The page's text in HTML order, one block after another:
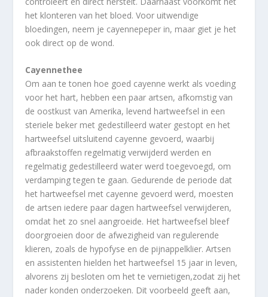
het klonteren van het bloed. Voor uitwendige
bloedingen, neem je cayennepeper in, maar giet je het
ook direct op de wond.
Cayennethee
Om aan te tonen hoe goed cayenne werkt als voeding
voor het hart, hebben een paar artsen, afkomstig van
de oostkust van Amerika, levend hartweefsel in een
steriele beker met gedestilleerd water gestopt en het
hartweefsel uitsluitend cayenne gevoerd, waarbij
afbraakstoffen regelmatig verwijderd werden en
regelmatig gedestilleerd water werd toegevoegd, om
verdamping tegen te gaan. Gedurende de periode dat
het hartweefsel met cayenne gevoerd werd, moesten
de artsen iedere paar dagen hartweefsel verwijderen,
omdat het zo snel aangroeide. Het hartweefsel bleef
doorgroeien door de afwezigheid van regulerende
klieren, zoals de hypofyse en de pijnappelklier. Artsen
en assistenten hielden het hartweefsel 15 jaar in leven,
alvorens zij besloten om het te vernietigen,zodat zij het
nader konden onderzoeken. Dit voorbeeld geeft aan,